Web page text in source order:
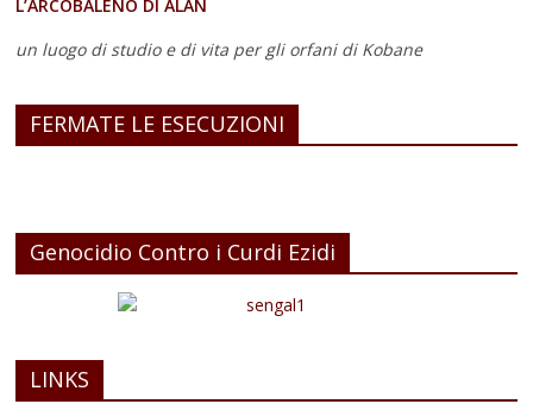
L’ARCOBALENO DI ALAN
un luogo di studio e di vita per gli orfani di Kobane
FERMATE LE ESECUZIONI
Genocidio Contro i Curdi Ezidi
LINKS